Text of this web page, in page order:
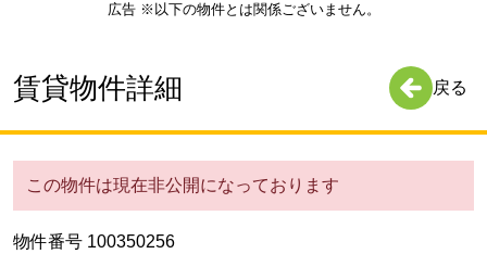
広告 ※以下の物件とは関係ございません。
賃貸物件詳細 戻る
この物件は現在非公開になっております
物件番号 100350256